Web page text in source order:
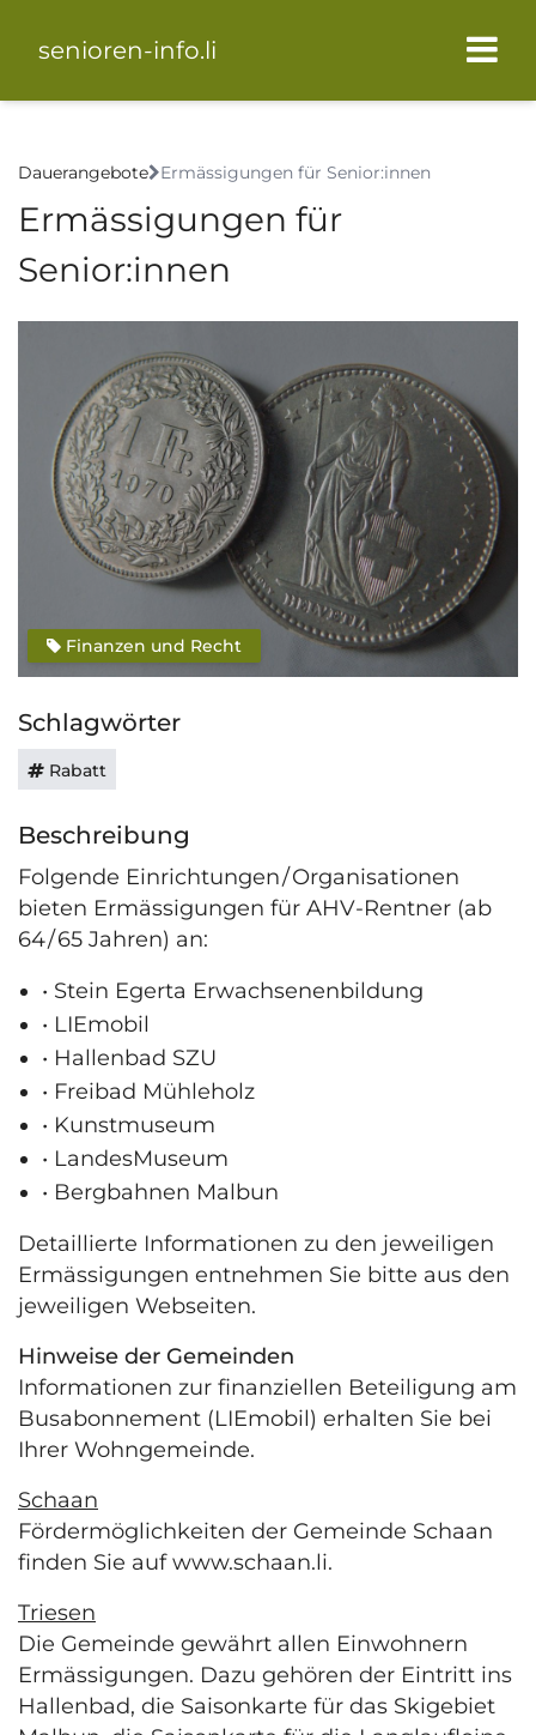
senioren-info.li
Dauerangebote Ermässigungen für Senior:innen
Ermässigungen für
Senior:innen
Finanzen und Recht
Schlagwörter
Rabatt
Beschreibung
Folgende Einrichtungen / Organisationen
bieten Ermässigungen für AHV-Rentner (ab
64 / 65 Jahren) an:
• Stein Egerta Erwachsenenbildung
• LIEmobil
• Hallenbad SZU
• Freibad Mühleholz
• Kunstmuseum
• LandesMuseum
• Bergbahnen Malbun
Detaillierte Informationen zu den jeweiligen
Ermässigungen entnehmen Sie bitte aus den
jeweiligen Webseiten.
Hinweise der Gemeinden
Informationen zur finanziellen Beteiligung am
Busabonnement (LIEmobil) erhalten Sie bei
Ihrer Wohngemeinde.
Schaan
Fördermöglichkeiten der Gemeinde Schaan
finden Sie auf www.schaan.li.
Triesen
Die Gemeinde gewährt allen Einwohnern
Ermässigungen. Dazu gehören der Eintritt ins
Hallenbad, die Saisonkarte für das Skigebiet